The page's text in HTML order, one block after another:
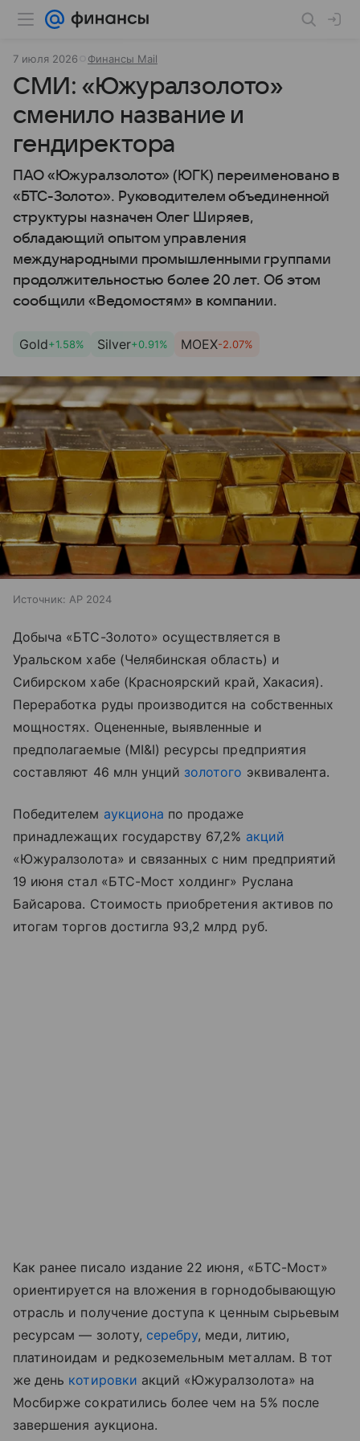
7 июля 2026 Финансы Mail
СМИ: «Южуралзолото»
сменило название и
гендиректора
ПАО «Южуралзолото» (ЮГК) переименовано в
«БТС-Золото». Руководителем объединенной
структуры назначен Олег Ширяев,
обладающий опытом управления
международными промышленными группами
продолжительностью более 20 лет. Об этом
сообщили «Ведомостям» в компании.
Gold+1.58% Silver+0.91% MOEX-2.07%
Источник: AP 2024
Добыча «БТС-Золото» осуществляется в
Уральском хабе (Челябинская область) и
Сибирском хабе (Красноярский край, Хакасия).
Переработка руды производится на собственных
мощностях. Оцененные, выявленные и
предполагаемые (MI&I) ресурсы предприятия
составляют 46 млн унций золотого эквивалента.
Победителем аукциона по продаже
принадлежащих государству 67,2% акций
«Южуралзолота» и связанных с ним предприятий
19 июня стал «БТС-Мост холдинг» Руслана
Байсарова. Стоимость приобретения активов по
итогам торгов достигла 93,2 млрд руб.
Как ранее писало издание 22 июня, «БТС-Мост»
ориентируется на вложения в горнодобывающую
отрасль и получение доступа к ценным сырьевым
ресурсам — золоту, серебру, меди, литию,
платиноидам и редкоземельным металлам. В тот
же день котировки акций «Южуралзолота» на
Мосбирже сократились более чем на 5% после
завершения аукциона.